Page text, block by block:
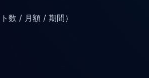
数 / 月額 / 期間）